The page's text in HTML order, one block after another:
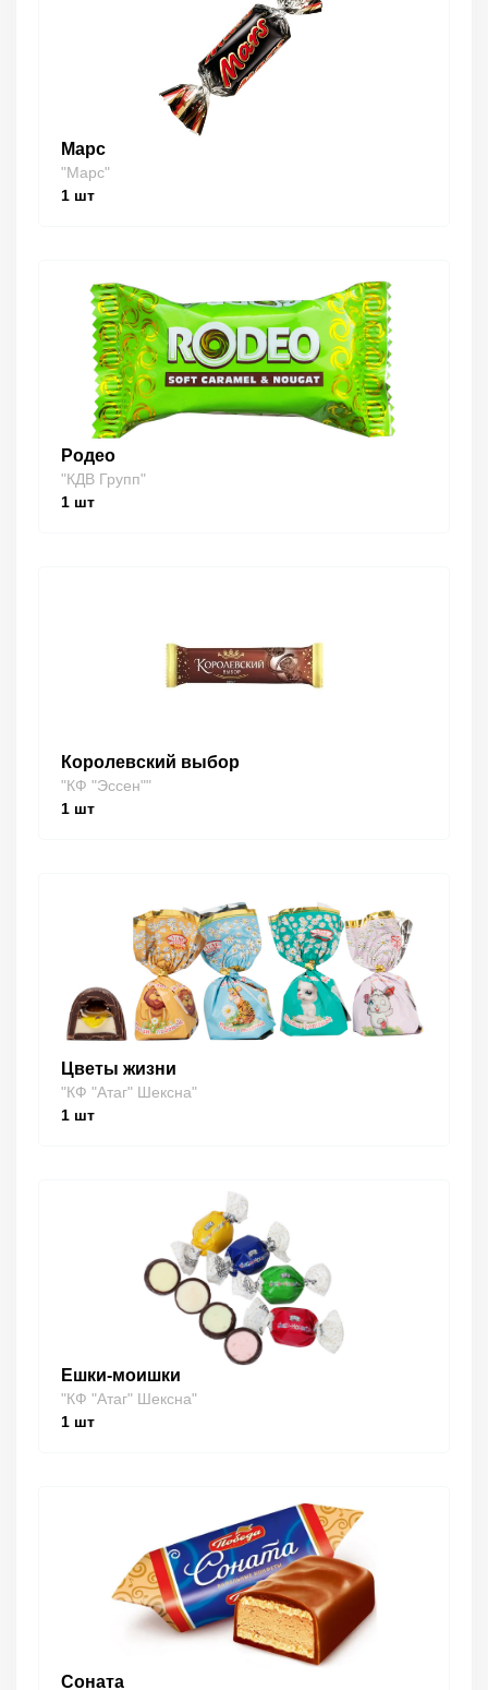
Марс
"Марс"
1 шт
Родео
"КДВ Групп"
1 шт
Королевский выбор
"КФ "Эссен""
1 шт
Цветы жизни
"КФ "Атаг" Шексна"
1 шт
Ешки-моишки
"КФ "Атаг" Шексна"
1 шт
Соната